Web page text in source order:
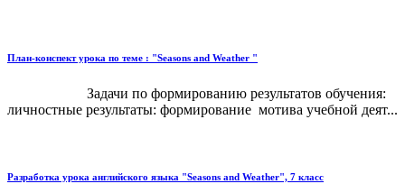
План-конспект урока по теме : "Seasons and Weather "
Задачи по формированию результатов обучения:
личностные результаты: формирование мотива учебной деят...
Разработка урока английского языка "Seasons and Weather", 7 класс